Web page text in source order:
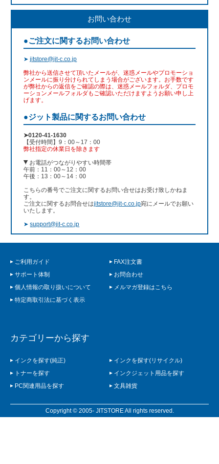
お問い合わせ
●ご注文に関するお問い合わせ
➤jitstore@jit-c.co.jp
弊社から送信させて頂いたメールが、迷惑メールやプロモーショ
ンメールに振り分けられてしまう場合がございます。お手数です
が弊社からの返信をご確認の際は、迷惑メールフォルダ、プロモ
ーションメールフォルダもご確認いただけますようお願い申し上
げます。
●ジット製品に関するお問い合わせ
➤0120-41-1630
【受付時間】9：00～17：00
弊社指定の休業日を除きます
お電話がつながりやすい時間帯
午前：11：00～12：00
午後：13：00～14：00
こちらの番号でご注文に関するお問い合せはお受け致しかねま
す。
ご注文に関するお問合せはjitstore@jit-c.co.jp宛にメールでお願い
いたします。
➤support@jit-c.co.jp
ご利用ガイド
FAX注文書
サポート体制
お問合わせ
個人情報の取り扱いについて
メルマガ登録はこちら
特定商取引法に基づく表示
カテゴリーから探す
インクを探す(純正)
インクを探す(リサイクル)
トナーを探す
インクジェット用品を探す
PC関連用品を探す
文具雑貨
Copyright © 2005- JITSTORE All rights reserved.